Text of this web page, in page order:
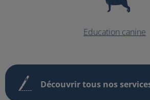
Education canine
Découvrir tous nos